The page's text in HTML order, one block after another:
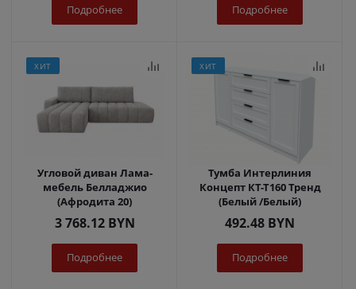
Подробнее Подробнее
ХИТ
Угловой диван Лама-
мебель Белладжио
(Афродита 20)
3 768.12BYN
Подробнее
ХИТ
Тумба Интерлиния
Концепт КТ-Т160 Тренд
(Белый /Белый)
492.48 BYN
Подробнее